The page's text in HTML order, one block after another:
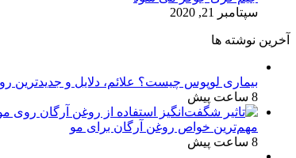
سپتامبر 21, 2020
آخرین نوشته ها
بیماری لوپوس چیست؟ علائم، دلایل و
8 ساعت پیش
مهم‌ترین خواص روغن آرگان برای مو
8 ساعت پیش